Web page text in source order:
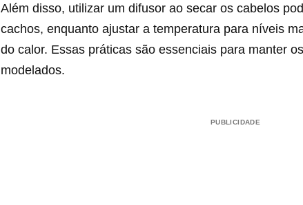
Além disso, utilizar um difusor ao secar os cabelos
cachos, enquanto ajustar a temperatura para níveis
do calor. Essas práticas são essenciais para manter
modelados.
PUBLICIDADE